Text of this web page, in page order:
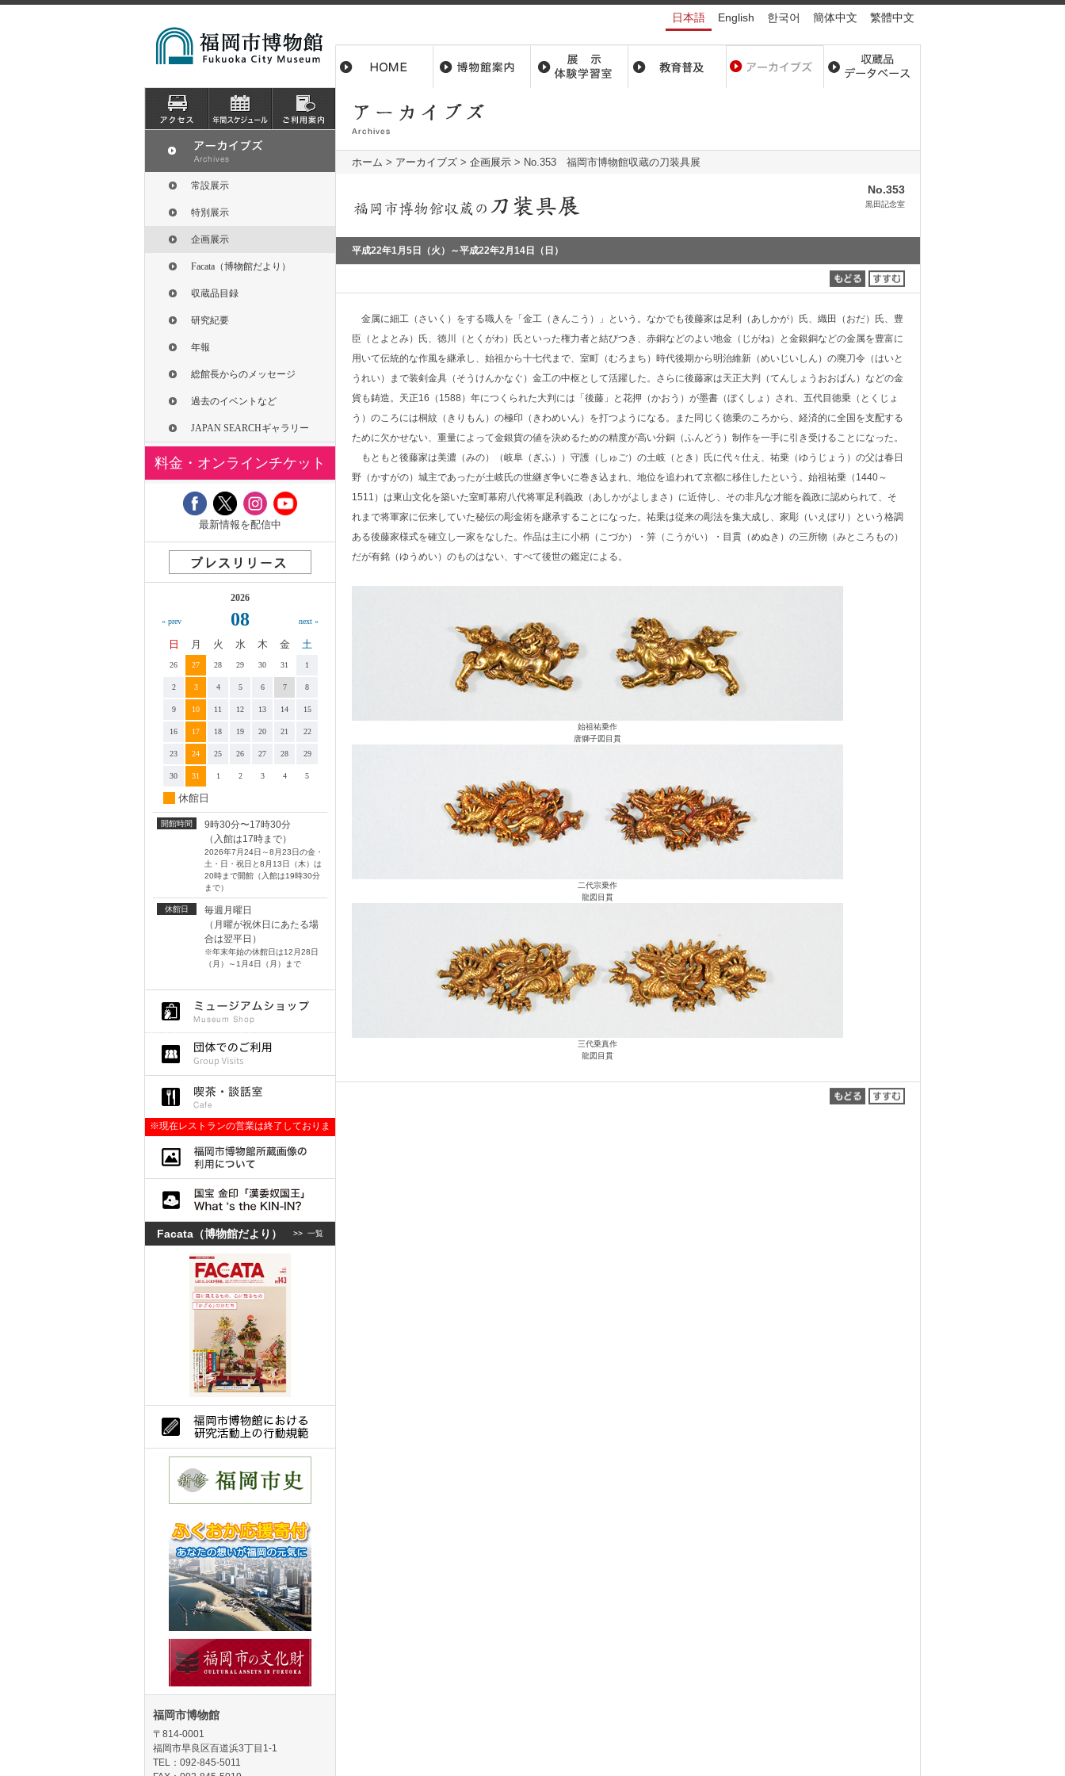
日本語 English 한국어 簡体中文 繁體中文
ホーム > アーカイブズ > 企画展示 > No.353 福岡市博物館収蔵の刀装具展
No.353
黒田記念室
平成22年1月5日（火）～平成22年2月14日（日）
金属に細工（さいく）をする職人を「金工（きんこう）」という。なかでも後藤家は足利（あしかが）氏、織田（おだ）氏、豊
臣（とよとみ）氏、徳川（とくがわ）氏といった権力者と結びつき、赤銅などのよい地金（じがね）と金銀銅などの金属を豊富に
用いて伝統的な作風を継承し、始祖から十七代まで、室町（むろまち）時代後期から明治維新（めいじいしん）の廃刀令（はいと
うれい）まで装剣金具（そうけんかなぐ）金工の中枢として活躍した。さらに後藤家は天正大判（てんしょうおおばん）などの金
貨も鋳造。天正16（1588）年につくられた大判には「後藤」と花押（かおう）が墨書（ぼくしょ）され、五代目徳乗（とくじょ
う）のころには桐紋（きりもん）の極印（きわめいん）を打つようになる。また同じく徳乗のころから、経済的に全国を支配する
ために欠かせない、重量によって金銀貨の値を決めるための精度が高い分銅（ふんどう）制作を一手に引き受けることになった。
もともと後藤家は美濃（みの）（岐阜（ぎふ））守護（しゅご）の土岐（とき）氏に代々仕え、祐乗（ゆうじょう）の父は春日
野（かすがの）城主であったが土岐氏の世継ぎ争いに巻き込まれ、地位を追われて京都に移住したという。始祖祐乗（1440～
1511）は東山文化を築いた室町幕府八代将軍足利義政（あしかがよしまさ）に近侍し、その非凡な才能を義政に認められて、そ
れまで将軍家に伝来していた秘伝の彫金術を継承することになった。祐乗は従来の彫法を集大成し、家彫（いえぼり）という格調
ある後藤家様式を確立し一家をなした。作品は主に小柄（こづか）・笄（こうがい）・目貫（めぬき）の三所物（みところもの）
だが有銘（ゆうめい）のものはない、すべて後世の鑑定による。
始祖祐乗作
唐獅子図目貫
二代宗乗作
龍図目貫
三代乗真作
龍図目貫
常設展示
特別展示
企画展示
Facata（博物館だより）
収蔵品目録
研究紀要
年報
総館長からのメッセージ
過去のイベントなど
JAPAN SEARCHギャラリー
料金・オンラインチケット
最新情報を配信中
« prev
2026
08 next »
日 月 火 水 木 金 土
26 27 28 29 30 31 1
2 3 4 5 6 7 8
9 10 11 12 13 14 15
16 17 18 19 20 21 22
23 24 25 26 27 28 29
30 31 1 2 3 4 5
休館日
開館時間
9時30分〜17時30分
（入館は17時まで）
2026年7月24日～8月23日の金・
土・日・祝日と8月13日（木）は
20時まで開館（入館は19時30分
まで）
休館日
毎週月曜日
（月曜が祝休日にあたる場
合は翌平日）
※年末年始の休館日は12月28日
（月）～1月4日（月）まで
※現在レストランの営業は終了しておりま
Facata（博物館だより） >> 一覧
福岡市博物館
〒814-0001
福岡市早良区百道浜3丁目1-1
TEL：092-845-5011